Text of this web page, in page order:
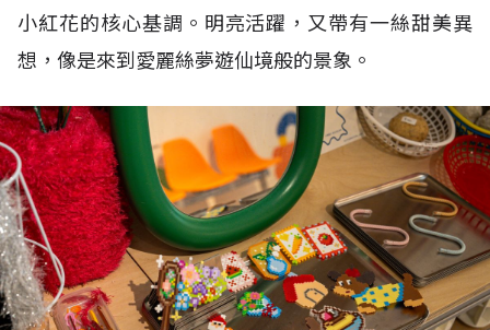
小紅花的核心基調。明亮活躍，又帶有一絲甜美異
想，像是來到愛麗絲夢遊仙境般的景象。